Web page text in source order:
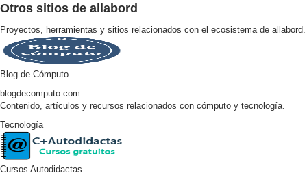
Otros sitios de allabord
Proyectos, herramientas y sitios relacionados con el ecosistema de allabord.
Blog de Cómputo
blogdecomputo.com
Contenido, artículos y recursos relacionados con cómputo y tecnología.
Tecnología
Cursos Autodidactas